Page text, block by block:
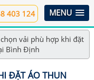
MENU
403 124
chọn vải phù hợp khi đặt
Bình Định
ĐẶT ÁO THUN